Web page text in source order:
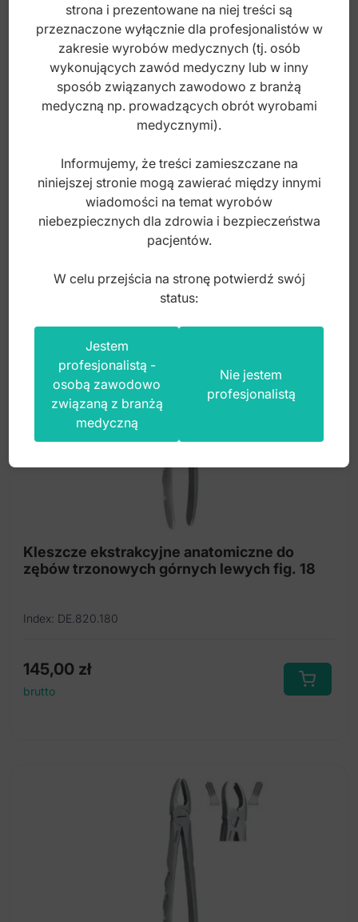
Kleszcze ekstrakcyjne anatomiczne do
zębów trzonowych dolnych fig. 22
Index: DE.820.220
145,00zł
Kleszcze ekstrakcyjne anatomiczne do
zębów trzonowych górnych lewych fig. 18
Index: DE.820.180
145,00 zł
brutto
strona i prezentowane na niej treści są
przeznaczone wyłącznie dla profesjonalistów w
zakresie wyrobów medycznych (tj. osób
wykonujących zawód medyczny lub w inny
sposób związanych zawodowo z branżą
medyczną np. prowadzących obrót wyrobami
medycznymi).
Informujemy, że treści zamieszczane na
niniejszej stronie mogą zawierać między innymi
wiadomości na temat wyrobów
niebezpiecznych dla zdrowia i bezpieczeństwa
pacjentów.
W celu przejścia na stronę potwierdź swój
status:
Jestem
profesjonalistą -
osobą zawodowo
związaną z branżą
medyczną
Nie jestem
profesjonalistą